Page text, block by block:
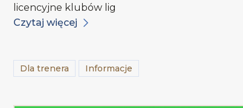
licencyjne klubów lig
Czytaj więcej
Dla trenera Informacje